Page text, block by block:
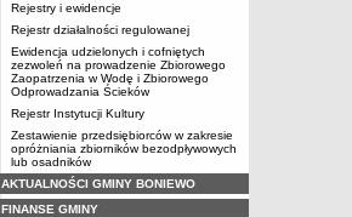
Rejestry i ewidencje
Rejestr działalności regulowanej
Ewidencja udzielonych i cofniętych
zezwoleń na prowadzenie Zbiorowego
Zaopatrzenia w Wodę i Zbiorowego
Odprowadzania Ścieków
Rejestr Instytucji Kultury
Zestawienie przedsiębiorców w zakresie
opróżniania zbiorników bezodpływowych
lub osadników
AKTUALNOŚCI GMINY BONIEWO
FINANSE GMINY